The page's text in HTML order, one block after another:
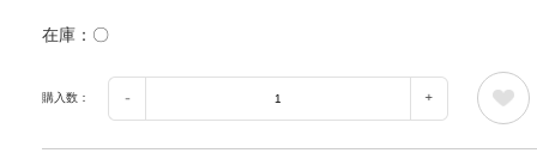
在庫 〇
購入数：